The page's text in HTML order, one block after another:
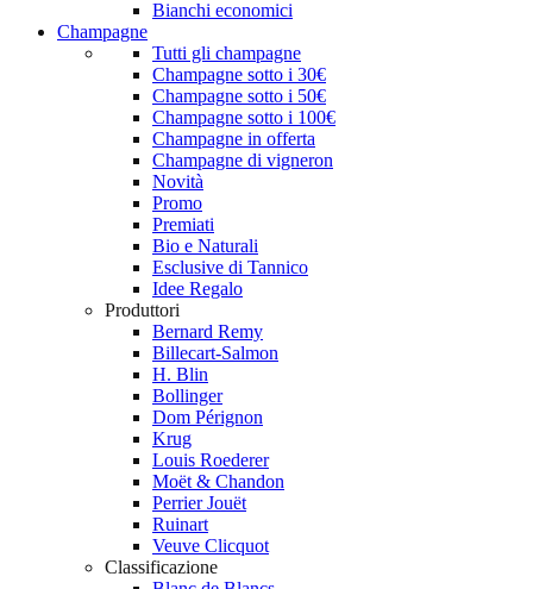
Bianchi economici
Champagne
Tutti gli champagne
Champagne sotto i 30€
Champagne sotto i 50€
Champagne sotto i 100€
Champagne in offerta
Champagne di vigneron
Novità
Promo
Premiati
Bio e Naturali
Esclusive di Tannico
Idee Regalo
Produttori
Bernard Remy
Billecart-Salmon
H. Blin
Bollinger
Dom Pérignon
Krug
Louis Roederer
Moët & Chandon
Perrier Jouët
Ruinart
Veuve Clicquot
Classificazione